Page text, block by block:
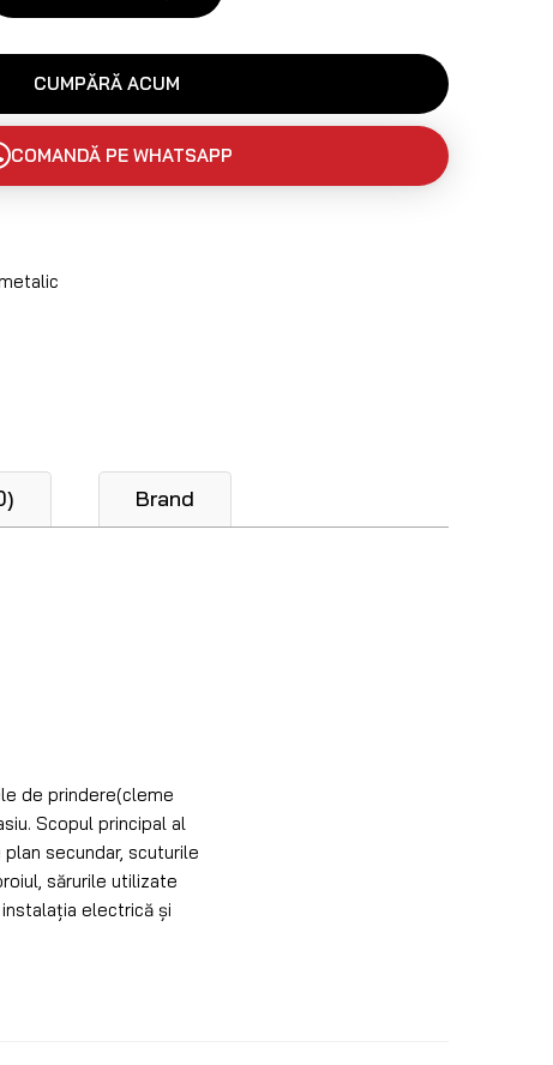
CUMPĂRĂ ACUM
COMANDĂ PE WHATSAPP
Brand
de prindere(cleme
Scopul principal al
secundar, scuturile
sărurile utilizate
electrică și